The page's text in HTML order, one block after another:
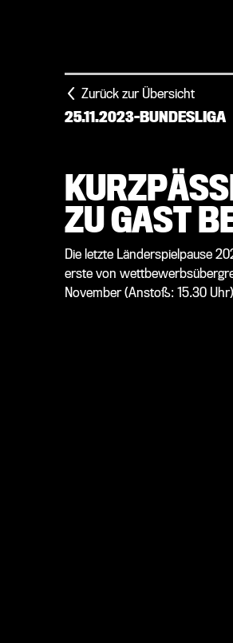
Zurück zur Übersicht
25.11.2023-BUNDESLIGA
ZU GAST
Die letzte Länderspielpause
erste von
November (Anstoß: 15.30